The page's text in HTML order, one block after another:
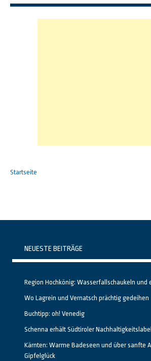
Startseite
NEUESTE BEITRÄGE
Region Hochkönig: Wasserfallschaukeln und
Wo Lagrein und Vernatsch prächtig gedeihen
Buchtipp: oh! Venedig
Schenna erhält Südtiroler Nachhaltigkeitslabel
Kärnten: Warme Badeseen und über sanfte
Gipfelglück